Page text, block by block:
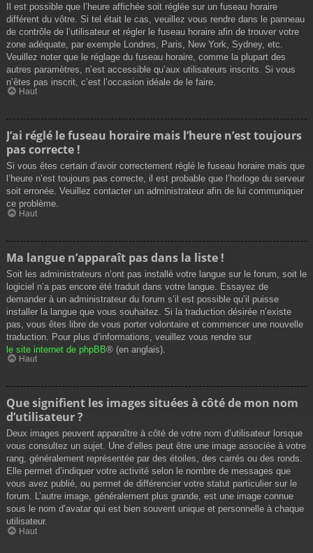
Il est possible que l’heure affichée soit réglée sur un fuseau horaire
différent du vôtre. Si tel était le cas, veuillez vous rendre dans le panneau
de contrôle de l’utilisateur et régler le fuseau horaire afin de trouver votre
zone adéquate, par exemple Londres, Paris, New York, Sydney, etc.
Veuillez noter que le réglage du fuseau horaire, comme la plupart des
autres paramètres, n’est accessible qu’aux utilisateurs inscrits. Si vous
n’êtes pas inscrit, c’est l’occasion idéale de le faire.
Haut
J’ai réglé le fuseau horaire mais l’heure n’est toujours
pas correcte !
Si vous êtes certain d’avoir correctement réglé le fuseau horaire mais que
l’heure n’est toujours pas correcte, il est probable que l’horloge du serveur
soit erronée. Veuillez contacter un administrateur afin de lui communiquer
ce problème.
Haut
Ma langue n’apparaît pas dans la liste !
Soit les administrateurs n’ont pas installé votre langue sur le forum, soit le
logiciel n’a pas encore été traduit dans votre langue. Essayez de
demander à un administrateur du forum s’il est possible qu’il puisse
installer la langue que vous souhaitez. Si la traduction désirée n’existe
pas, vous êtes libre de vous porter volontaire et commencer une nouvelle
traduction. Pour plus d’informations, veuillez vous rendre sur
le site internet de phpBB® (en anglais).
Haut
Que signifient les images situées à côté de mon nom
d’utilisateur ?
Deux images peuvent apparaître à côté de votre nom d’utilisateur lorsque
vous consultez un sujet. Une d’elles peut être une image associée à votre
rang, généralement représentée par des étoiles, des carrés ou des ronds.
Elle permet d’indiquer votre activité selon le nombre de messages que
vous avez publié, ou permet de différencier votre statut particulier sur le
forum. L’autre image, généralement plus grande, est une image connue
sous le nom d’avatar qui est bien souvent unique et personnelle à chaque
utilisateur.
Haut